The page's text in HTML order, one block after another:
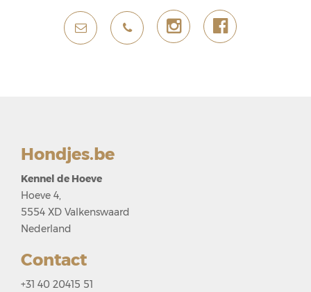
Hondjes.be
Kennel de Hoeve
Hoeve 4,
5554 XD Valkenswaard
Nederland
Contact
+31 40 20415 51